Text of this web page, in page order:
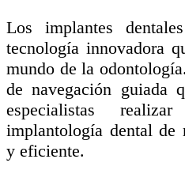
Los implantes
tecnología innovadora
mundo de la
de navegación guiada
especialistas
implantología dental de
y eficiente.